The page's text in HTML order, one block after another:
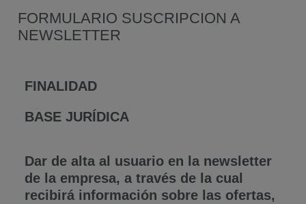
FORMULARIO SUSCRIPCION A
NEWSLETTER
FINALIDAD
BASE JURÍDICA
Dar de alta al usuario en la newsletter
de la empresa, a través de la cual
recibirá información sobre las ofertas,